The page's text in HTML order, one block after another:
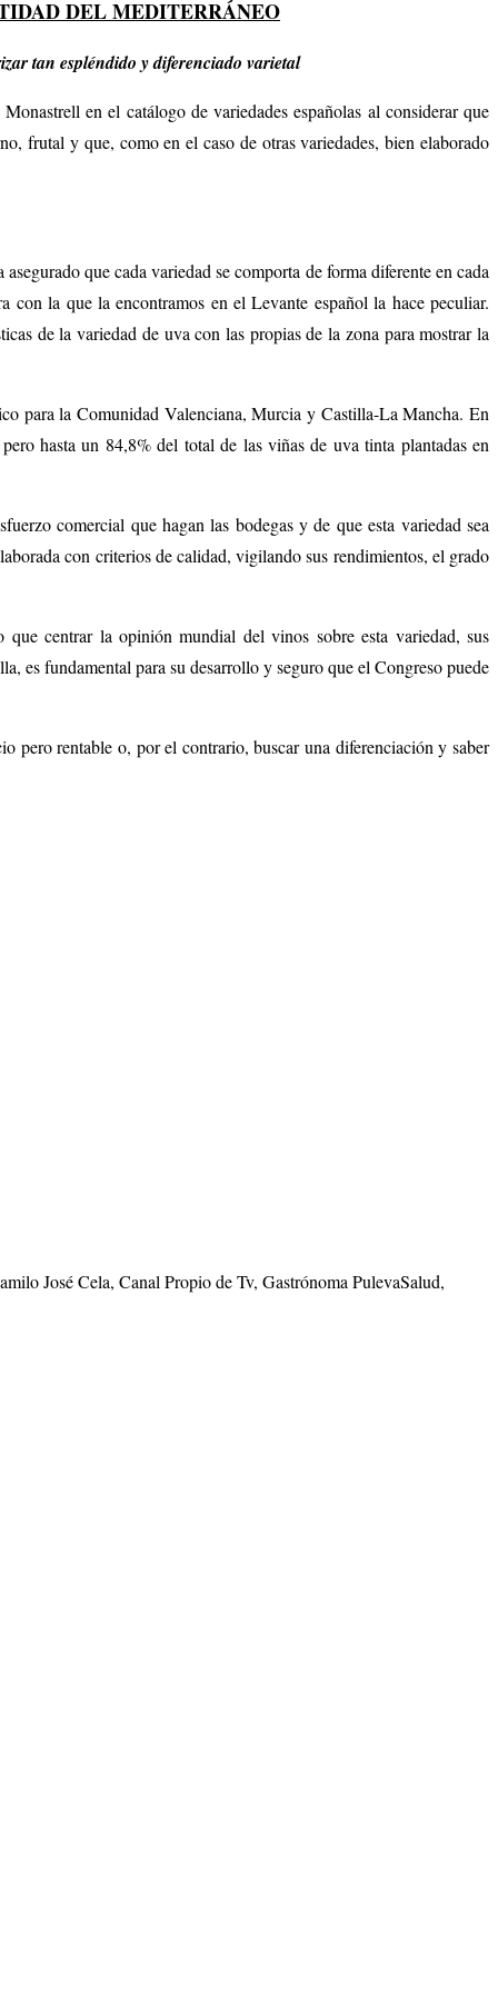
DEL MEDITERRÁNEO
tan espléndido y diferenciado varietal
en el catálogo de variedades españolas al considerar que
frutal y que, como en el caso de otras variedades, bien elaborado
que cada variedad se comporta de forma diferente en cada
con la que la encontramos en el Levante español la hace peculiar.
de la variedad de uva con las propias de la zona para mostrar la
para la Comunidad Valenciana, Murcia y Castilla-La Mancha. En
hasta un 84,8% del total de las viñas de uva tinta plantadas en
comercial que hagan las bodegas y de que esta variedad sea
con criterios de calidad, vigilando sus rendimientos, el grado
centrar la opinión mundial del vinos sobre esta variedad, sus
es fundamental para su desarrollo y seguro que el Congreso puede
pero rentable o, por el contrario, buscar una diferenciación y saber
José Cela, Canal Propio de Tv, Gastrónoma PulevaSalud,